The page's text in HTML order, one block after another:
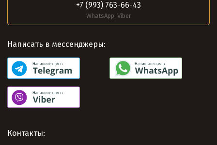
+7 (993) 763-66-43
WhatsApp, Viber
Написать в мессенджеры:
Контакты: